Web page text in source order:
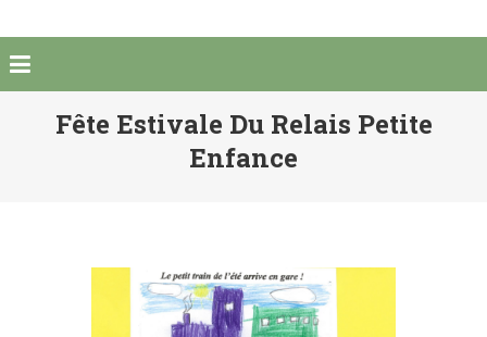
Fête Estivale Du Relais Petite
Enfance